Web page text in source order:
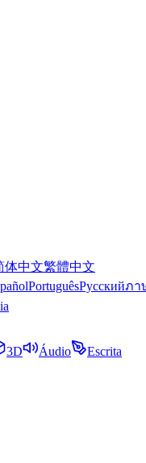
体中文繁體中文
PortuguêsРусскийภา
3D Áudio Escrita